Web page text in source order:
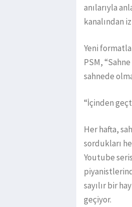
anılarıyla
kanalından
Yeni
PSM,
sahnede
“İçinden
Her hafta,
sordukları
Youtube
sayılır bir
geçiyor.